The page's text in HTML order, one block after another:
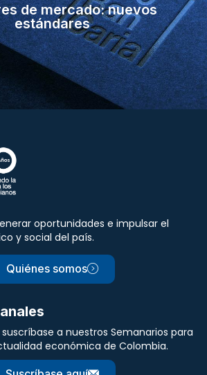
de mercado: nuevos
estándares
oportunidades e impulsar el
y social del país.
Quiénes somos
a nuestros Semanarios para
económica de Colombia.